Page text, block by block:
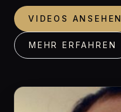
VIDEOS ANSEHEN
MEHR ERFAHREN